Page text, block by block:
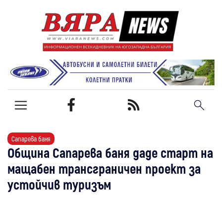
Сапарева баня
Община Сапарева баня даде старт на
мащабен трансграничен проект за
устойчив туризъм